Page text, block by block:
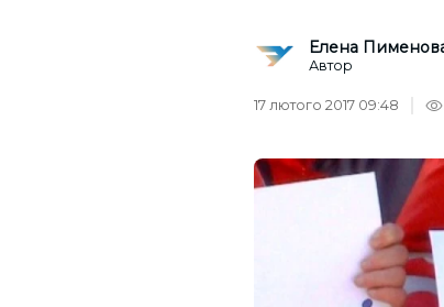
Елена
Автор
17 лютого 2017 09:48